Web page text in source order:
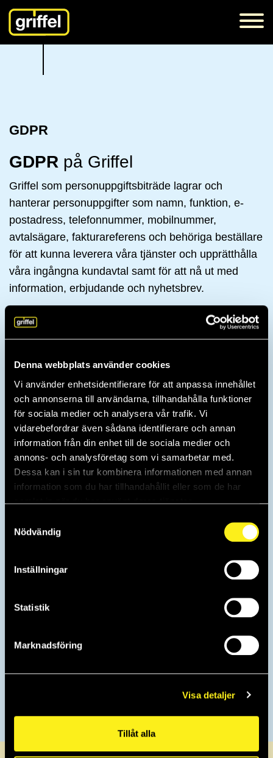
Denna webbplats använder cookies
Vi använder enhetsidentifierare för att anpassa innehållet
och annonserna till användarna, tillhandahålla funktioner
för sociala medier och analysera vår trafik. Vi
vidarebefordrar även sådana identifierare och annan
information från din enhet till de sociala medier och
annons- och analysföretag som vi samarbetar med.
Dessa kan i sin tur kombinera informationen med annan
information som du har tillhandahållit eller som de har
samlat in när du har använt deras tjänster.
Nödvändig
Inställningar
Statistik
Marknadsföring
Visa detaljer
Tillåt alla
GDPR
GDPR på Griffel
Griffel som personuppgiftsbiträde lagrar och
hanterar personuppgifter som namn, funktion, e-
postadress, telefonnummer, mobilnummer,
avtalsägare, fakturareferens och behöriga beställare
för att kunna leverera våra tjänster och upprätthålla
våra ingångna kundavtal samt för att nå ut med
information, erbjudande och nyhetsbrev.
Behandlingen av personuppgifter sker i enlighet
med gällande lagstiftning.
personuppgiftsbiträden säkerställs att dessa andra
personuppgiftsbiträden är bundna av skriftliga avtal
som ålägger dem att tillhandahålla minst den nivå
av dataskydd som Griffel avkrävs enligt GDPR.
De underleverantörer vi använder i leverans av våra
tjänster som vi tecknat personuppgiftsbiträdesavtal
med är:
Microsoft Inc
ViaEuropa Sverige AB